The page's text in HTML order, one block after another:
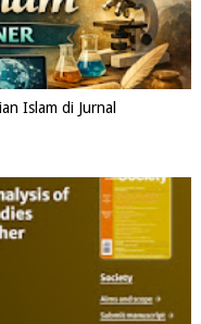
Islam di Jurnal